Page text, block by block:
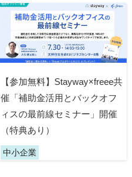
【参加無料】Stayway×freee共
催「補助金活用とバックオフ
ィスの最前線セミナー」開催
（特典あり）
中小企業